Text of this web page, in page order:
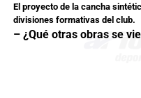
El proyecto de la cancha
divisiones formativas del club.
– ¿Qué otras obras se